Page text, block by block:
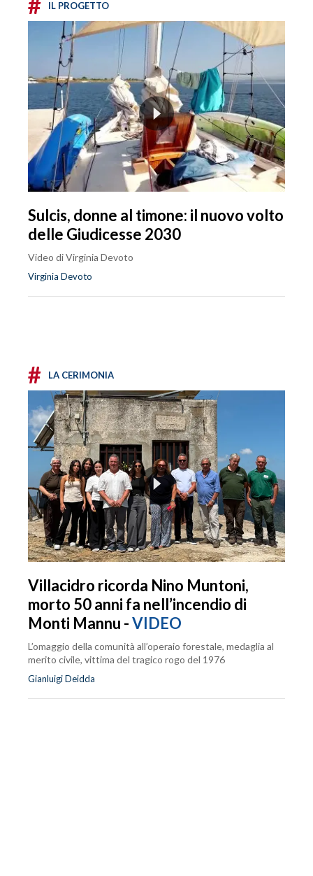
IL PROGETTO
Sulcis, donne al timone: il nuovo volto
delle Giudicesse 2030
Video di Virginia Devoto
Virginia Devoto
# LA CERIMONIA
Villacidro ricorda Nino Muntoni,
morto 50 anni fa nell’incendio di
Monti Mannu -VIDEO
L’omaggio della comunità all’operaio forestale, medaglia al
merito civile, vittima del tragico rogo del 1976
Gianluigi Deidda